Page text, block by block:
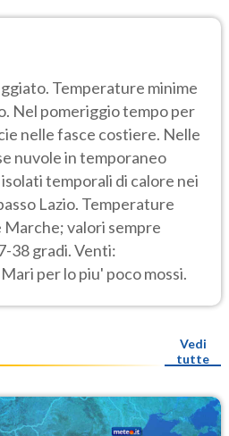
Temperature minime
Nel pomeriggio tempo per
nelle fasce costiere. Nelle
nuvole in temporaneo
temporali di calore nei
Lazio. Temperature
Marche; valori sempre
38 gradi. Venti:
per lo piu' poco mossi.
Vedi
tutte